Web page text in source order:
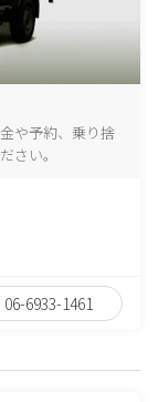
や予約、乗り捨
さい。
06-6933-1461